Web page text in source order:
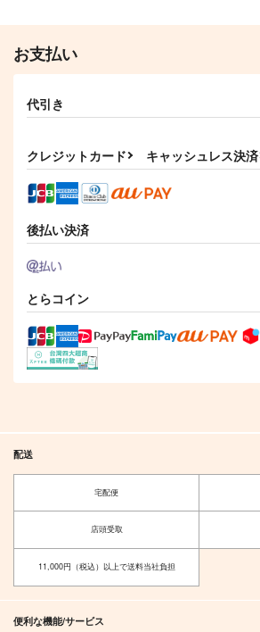
お支払い
代引き
クレジットカード キャッシュレス決済
後払い決済
とらコイン
配送
宅配便
店頭受取
11,000円（税込）以上で送料当社負担
便利な機能/サービス